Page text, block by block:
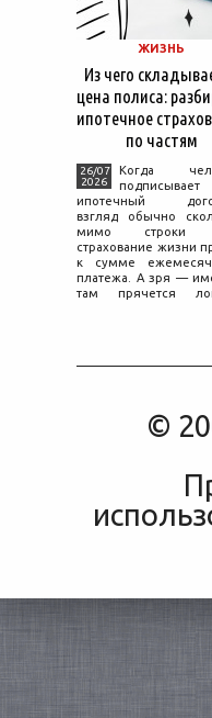
ЖИЗНЬ
Из чего
цена полиса:
ипотечное
по частям
26/07
2026
Когда
подписывает
ипотечный
взгляд обычно
мимо строки
страхование жизни
к сумме
платежа. А зря —
там прячется
©